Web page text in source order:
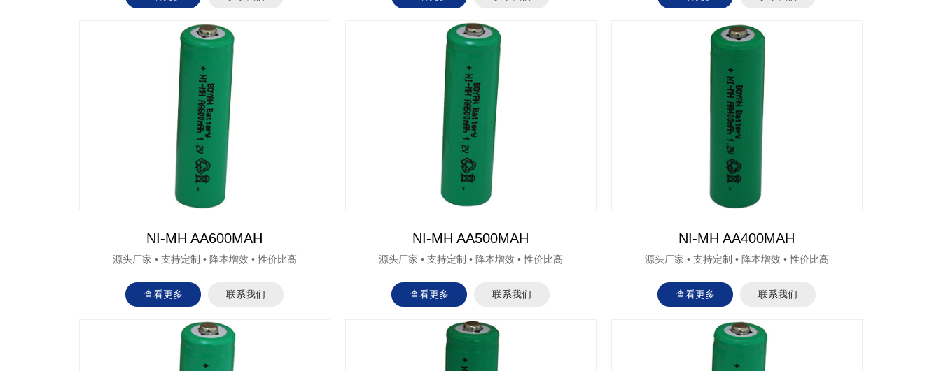
NI-MH AA600MAH
源头厂家 • 支持定制 • 降本增效 • 性价比高
查看更多 联系我们
NI-MH AA500MAH
源头厂家 • 支持定制 • 降本增效 • 性价比高
查看更多 联系我们
NI-MH AA400MAH
源头厂家 • 支持定制 • 降本增效 • 性价比高
查看更多 联系我们